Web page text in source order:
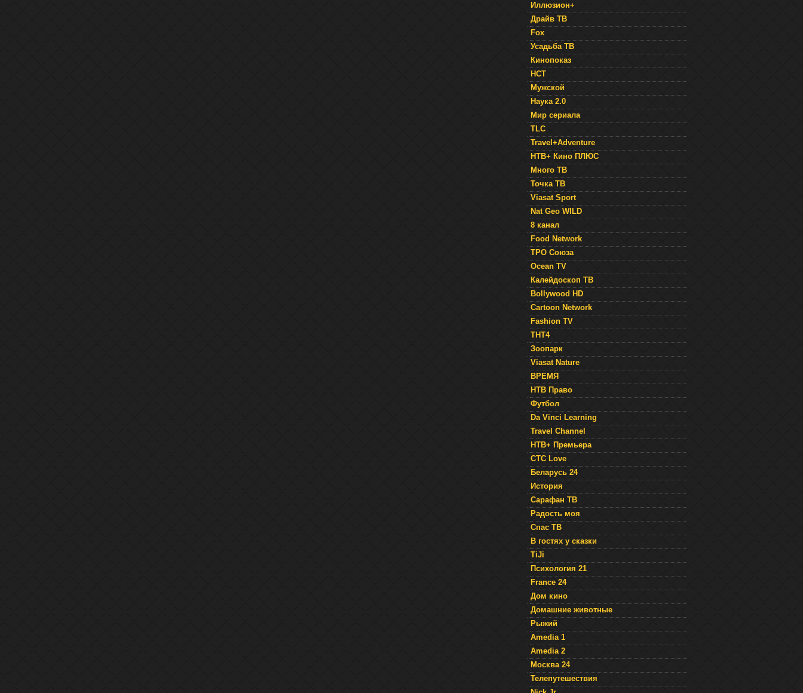
Иллюзион+
Драйв ТВ
Fox
Усадьба ТВ
Кинопоказ
НСТ
Мужской
Наука 2.0
Мир сериала
TLC
Travel+Adventure
НТВ+ Кино ПЛЮС
Много ТВ
Точка ТВ
Viasat Sport
Nat Geo WILD
8 канал
Food Network
ТРО Союза
Ocean TV
Калейдоскоп ТВ
Bollywood HD
Cartoon Network
Fashion TV
ТНТ4
Зоопарк
Viasat Nature
ВРЕМЯ
НТВ Право
Футбол
Da Vinci Learning
Travel Channel
НТВ+ Премьера
СТС Love
Беларусь 24
История
Сарафан ТВ
Радость моя
Спас ТВ
В гостях у сказки
TiJi
Психология 21
France 24
Дом кино
Домашние животные
Рыжий
Amedia 1
Amedia 2
Москва 24
Телепутешествия